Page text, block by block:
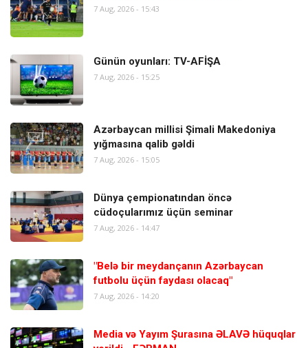
7 Aug, 2026 - 15:43
Günün oyunları: TV-AFİŞA
7 Aug, 2026 - 15:25
Azərbaycan millisi Şimali Makedoniya
yığmasına qalib gəldi
7 Aug, 2026 - 15:05
Dünya çempionatından öncə
cüdoçularımız üçün seminar
7 Aug, 2026 - 14:47
"Belə bir meydançanın Azərbaycan
futbolu üçün faydası olacaq"
7 Aug, 2026 - 14:20
Media və Yayım Şurasına ƏLAVƏ hüquqlar